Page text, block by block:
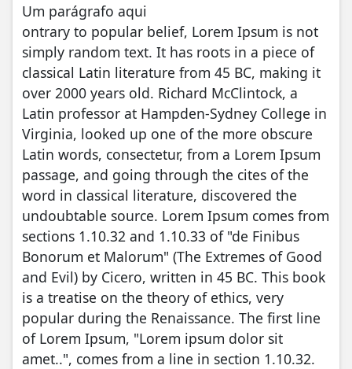
Um parágrafo aqui
ontrary to popular belief, Lorem Ipsum is not
simply random text. It has roots in a piece of
classical Latin literature from 45 BC, making it
over 2000 years old. Richard McClintock, a
Latin professor at Hampden-Sydney College in
Virginia, looked up one of the more obscure
Latin words, consectetur, from a Lorem Ipsum
passage, and going through the cites of the
word in classical literature, discovered the
undoubtable source. Lorem Ipsum comes from
sections 1.10.32 and 1.10.33 of "de Finibus
Bonorum et Malorum" (The Extremes of Good
and Evil) by Cicero, written in 45 BC. This book
is a treatise on the theory of ethics, very
popular during the Renaissance. The first line
of Lorem Ipsum, "Lorem ipsum dolor sit
amet..", comes from a line in section 1.10.32.